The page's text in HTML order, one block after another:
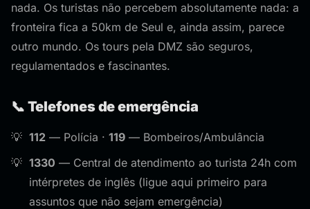
nada. Os turistas não percebem absolutamente nada: a
fronteira fica a 50km de Seul e, ainda assim, parece
outro mundo. Os tours pela DMZ são seguros,
regulamentados e fascinantes.
📞 Telefones de emergência
112 — Polícia · 119 — Bombeiros/Ambulância
1330 — Central de atendimento ao turista 24h com
intérpretes de inglês (ligue aqui primeiro para
assuntos que não sejam emergência)